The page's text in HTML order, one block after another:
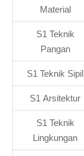
Material
S1 Teknik
Pangan
S1 Teknik Sipil
S1 Arsitektur
S1 Teknik
Lingkungan